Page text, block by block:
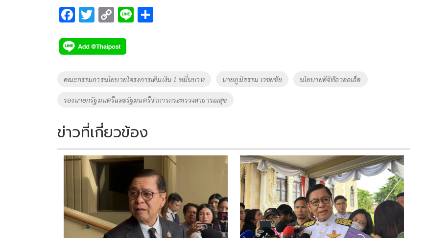
F
e
b
o
k
T
tt
er
C
p
y
Li
n
k
Li
Tags
คณะกรรมการนโยบายโครงการเติมเงิน 1 หมื่นบาท นายภูมิธรรม เวชยชัย นโยบายดิจิทัลวอลเล็ต
รองนายกรัฐมนตรีและรัฐมนตรีว่าการกระทรวงสาธารณสุข
ข่าวที่เกี่ยวข้อง